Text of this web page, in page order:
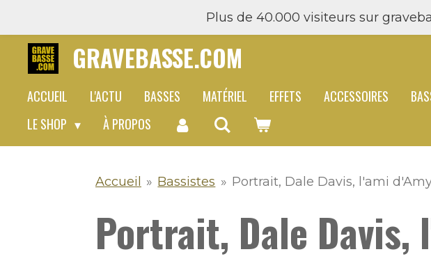
contenu
Plus de 40.000 visiteurs sur
GRAVEBASSE.COM
ACCUEIL L'ACTU BASSES MATÉRIEL EFFETS ACCESSOIRES
LE SHOP
À PROPOS
Accueil » Bassistes » Portrait, Dale Davis, l'ami
Portrait, Dale Davis,